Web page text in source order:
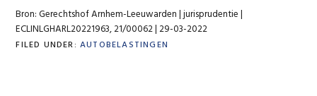
Bron: Gerechtshof Arnhem-Leeuwarden | jurisprudentie |
ECLINLGHARL20221963, 21/00062 | 29-03-2022
FILED UNDER: AUTOBELASTINGEN